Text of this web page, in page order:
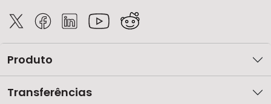
Produto
Transferências